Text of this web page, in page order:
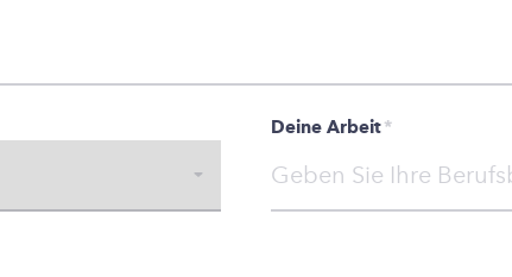
Deine Arbeit *